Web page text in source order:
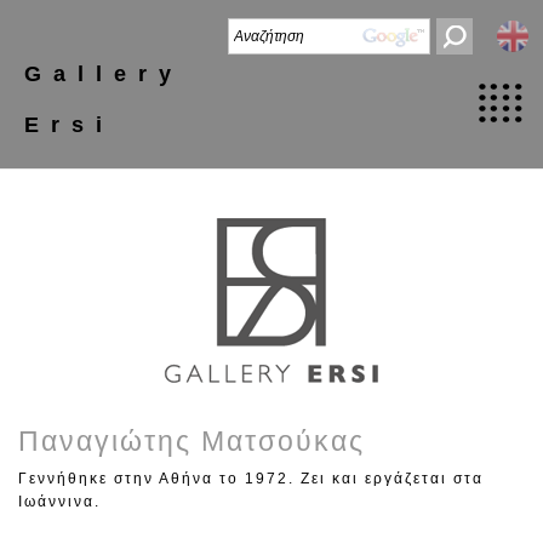
Gallery
Ersi
Παναγιώτης Ματσούκας
Γεννήθηκε στην Αθήνα το 1972. Ζει και εργάζεται στα
Ιωάννινα.